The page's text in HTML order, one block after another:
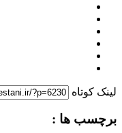
لینک کوتاه
برچسب ها :